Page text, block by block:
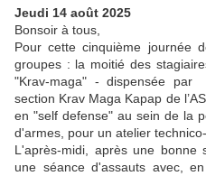
Jeudi 14 août 2025
Bonsoir à tous,
Pour cette cinquième journée
groupes : la moitié des
"Krav-maga" - dispensée par
section Krav Maga Kapap de
en "self defense" au sein de la
d'armes, pour un atelier
L'après-midi, après une bonne
une séance d'assauts avec,